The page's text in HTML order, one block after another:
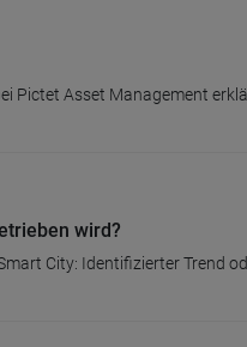
Pictet Asset Management
wird?
City: Identifizierter Trend